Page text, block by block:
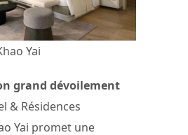
Yai
grand dévoilement
& Résidences
Yai promet une